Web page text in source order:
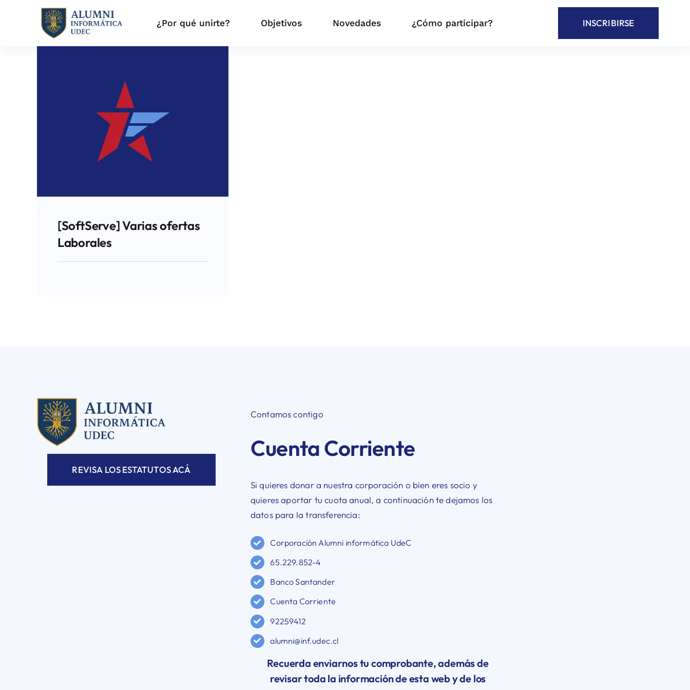
¿Por qué unirte? Objetivos Novedades ¿Cómo participar? INSCRIBIRSE
[SoftServe] Varias ofertas
Laborales
REVISA LOS ESTATUTOS ACÁ
Contamos contigo
Cuenta Corriente
Si quieres donar a nuestra corporación o bien eres socio y
quieres aportar tu cuota anual, a continuación te dejamos los
datos para la transferencia:
Corporación Alumni informática UdeC
65.229.852-4
Banco Santander
Cuenta Corriente
92259412
alumni@inf.udec.cl
Recuerda enviarnos tu comprobante, además de
revisar toda la información de esta web y de los